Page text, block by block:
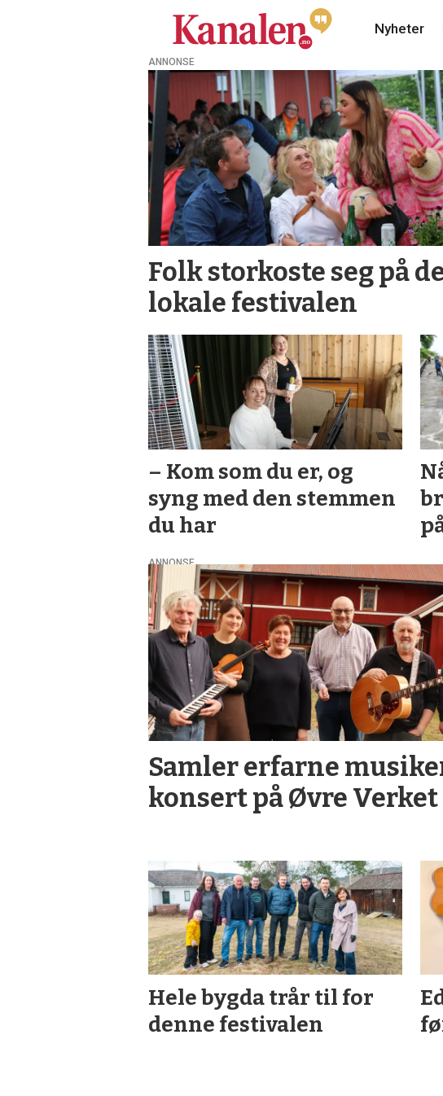
Nyheter
ANNONSE
Folk storkoste seg på
lokale festivalen
– Kom som du er, og
syng med den stemmen
du har
ANNONSE
Samler erfarne
konsert på Øvre Verket
Hele bygda trår til for
denne festivalen